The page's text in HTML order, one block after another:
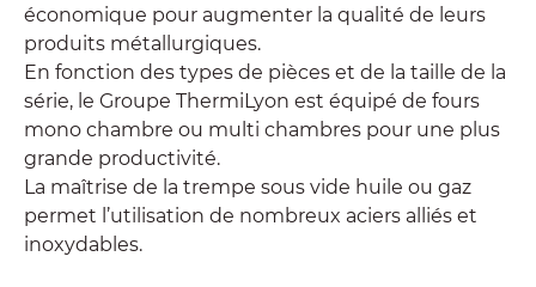
économique pour augmenter la qualité de leurs
produits métallurgiques.
En fonction des types de pièces et de la taille de la
série, le Groupe ThermiLyon est équipé de fours
mono chambre ou multi chambres pour une plus
grande productivité.
La maîtrise de la trempe sous vide huile ou gaz
permet l’utilisation de nombreux aciers alliés et
inoxydables.